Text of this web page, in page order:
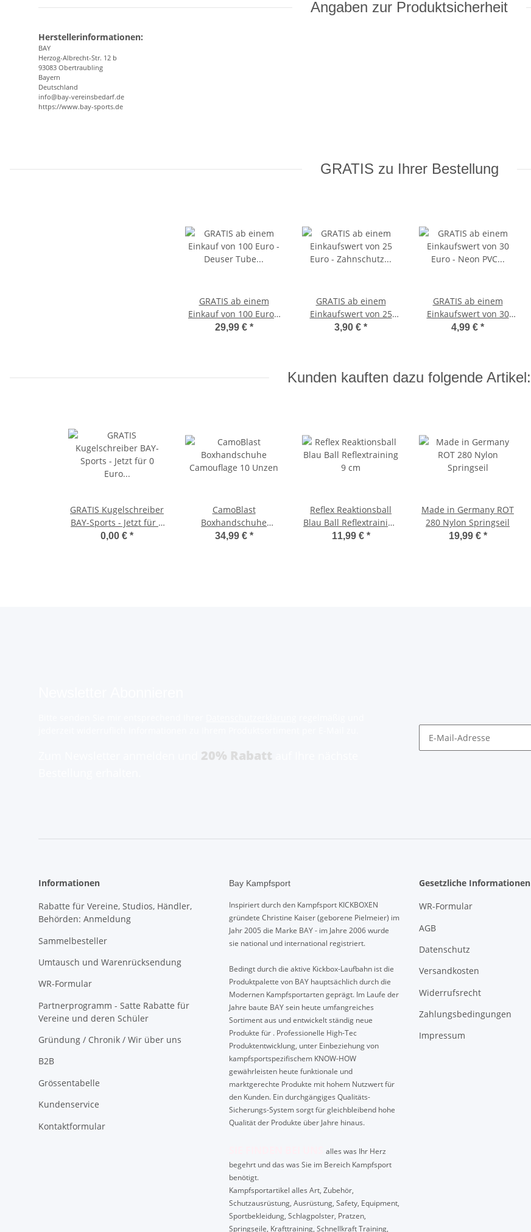
Angaben zur Produktsicherheit
Herstellerinformationen:
BAY
Herzog-Albrecht-Str. 12 b
93083 Obertraubling
Bayern
Deutschland
info@bay-vereinsbedarf.de
https://www.bay-sports.de
GRATIS zu Ihrer Bestellung
GRATIS ab einem
Einkauf von 100 Euro -
Deuser Tube Zugseil
29,99 € *
GRATIS ab einem
Einkaufswert von 25
Euro - Zahnschutz
3,90 € *
GRATIS ab einem
Einkaufswert von 30
Euro - Neon PVC
4,99 € *
Kunden kauften dazu folgende Artikel:
GRATIS Kugelschreiber
BAY-Sports - Jetzt für 0
Euro in den Warenkorb
0,00 € *
CamoBlast
Boxhandschuhe
Camouflage 10 Unzen
34,99 € *
Reflex Reaktionsball
Blau Ball Reflextraining
9 cm
11,99 € *
Made in Germany ROT
280 Nylon Springseil
19,99 € *
20% Rabatt
Informationen
Rabatte für Vereine, Studios, Händler,
Behörden: Anmeldung
Sammelbesteller
Umtausch und Warenrücksendung
WR-Formular
Partnerprogramm - Satte Rabatte für
Vereine und deren Schüler
Gründung / Chronik / Wir über uns
B2B
Grössentabelle
Kundenservice
Kontaktformular
Bay Kampfsport
Inspiriert durch den Kampfsport KICKBOXEN
gründete Christine Kaiser (geborene Pielmeier) im
Jahr 2005 die Marke BAY - im Jahre 2006 wurde
sie national und international registriert.
Bedingt durch die aktive Kickbox-Laufbahn ist die
Produktpalette von BAY hauptsächlich durch die
Modernen Kampfsportarten geprägt. Im Laufe der
Jahre baute BAY sein heute umfangreiches
Sortiment aus und entwickelt ständig neue
Produkte für . Professionelle High-Tec
Produktentwicklung, unter Einbeziehung von
kampfsportspezifischem KNOW-HOW
gewährleisten heute funktionale und
marktgerechte Produkte mit hohem Nutzwert für
den Kunden. Ein durchgängiges Qualitäts-
Sicherungs-System sorgt für gleichbleibend hohe
Qualität der Produkte über Jahre hinaus.
alles was Ihr Herz
begehrt und das was Sie im Bereich Kampfsport
benötigt.
Kampfsportartikel alles Art, Zubehör,
Schutzausrüstung, Ausrüstung, Safety, Equipment,
Sportbekleidung, Schlagpolster, Pratzen,
Springseile, Krafttraining, Schnellkraft Training,
Gesetzliche Informationen
WR-Formular
AGB
Datenschutz
Versandkosten
Widerrufsrecht
Zahlungsbedingungen
Impressum